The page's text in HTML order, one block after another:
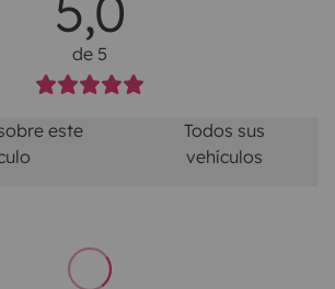
de 5
este
Todos sus
vehículos